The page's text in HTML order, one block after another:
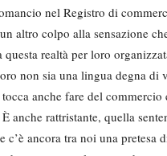
nel Registro di
altro colpo alla sensazione
questa realtà per loro
non sia una lingua degna di
anche fare del commercio
anche rattristante, quella
c’è ancora tra noi una pretesa